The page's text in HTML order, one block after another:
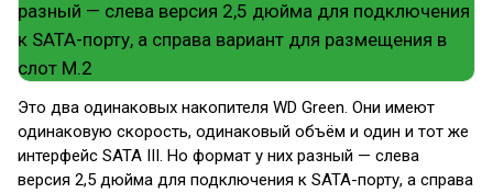
Это два одинаковых накопителя WD Green. Они имеют
одинаковую скорость, одинаковый объём и один и тот же
интерфейс SATA III. Но формат у них разный — слева
версия 2,5 дюйма для подключения к SATA-порту, а справа